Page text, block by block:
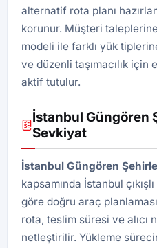
alternatif rota planı
korunur. Müşteri
modeli ile farklı yük
ve düzenli taşımacılık
aktif tutulur.
İstanbul Güngören
Sevkiyat
İstanbul Güngören
kapsamında İstanbul
göre doğru araç
rota, teslim süresi ve alıcı
netleştirilir. Yükleme